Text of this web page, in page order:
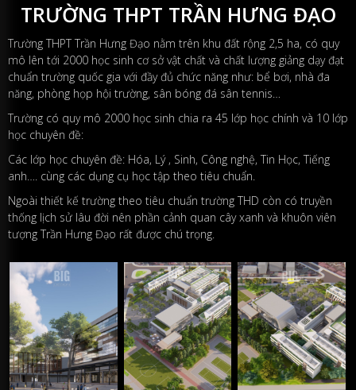
TRƯỜNG THPT TRẦN HƯNG ĐẠO
Trường THPT Trần Hưng Đạo nằm trên khu đất rộng 2,5 ha, có quy
mô lên tới 2000 học sinh cơ sở vật chất và chất lượng giảng dạy đạt
chuẩn trường quốc gia với đầy đủ chức năng như: bể bơi, nhà đa
năng, phòng họp hội trường, sân bóng đá sân tennis…
Trường có quy mô 2000 học sinh chia ra 45 lớp học chính và 10 lớp
học chuyên đề:
Các lớp học chuyên đề: Hóa, Lý , Sinh, Công nghệ, Tin Học, Tiếng
anh…. cùng các dụng cụ học tập theo tiêu chuẩn.
Ngoài thiết kế trường theo tiêu chuẩn trường THD còn có truyền
thống lịch sử lâu đời nên phần cảnh quan cây xanh và khuôn viên
tượng Trần Hưng Đạo rất được chú trọng.